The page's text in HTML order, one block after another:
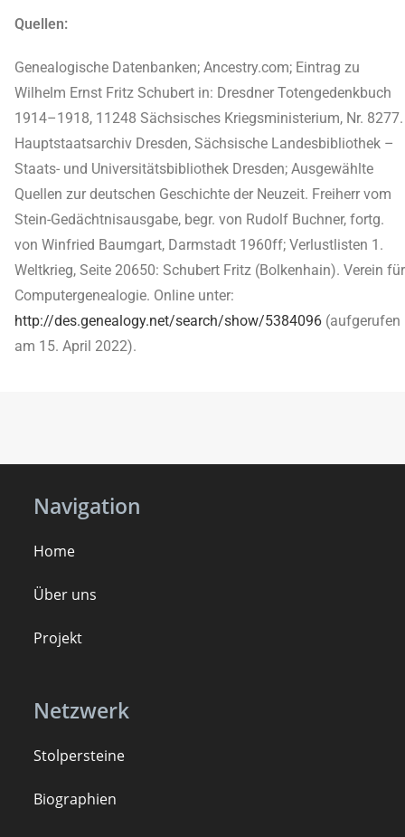
Quellen:
Genealogische Datenbanken; Ancestry.com; Eintrag zu
Wilhelm Ernst Fritz Schubert in: Dresdner Totengedenkbuch
1914–1918, 11248 Sächsisches Kriegsministerium, Nr. 8277.
Hauptstaatsarchiv Dresden, Sächsische Landesbibliothek –
Staats- und Universitätsbibliothek Dresden; Ausgewählte
Quellen zur deutschen Geschichte der Neuzeit. Freiherr vom
Stein-Gedächtnisausgabe, begr. von Rudolf Buchner, fortg.
von Winfried Baumgart, Darmstadt 1960ff; Verlustlisten 1.
Weltkrieg, Seite 20650: Schubert Fritz (Bolkenhain). Verein für
Computergenealogie. Online unter:
http://des.genealogy.net/search/show/5384096 (aufgerufen
am 15. April 2022).
Navigation
Home
Über uns
Projekt
Netzwerk
Stolpersteine
Biographien